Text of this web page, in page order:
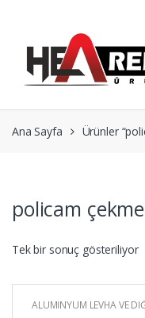
navigation
content
Ana Sayfa Ürünler
policam
Tek bir sonuç gösteriliyor
ALÜMİNYUM LEVHA VE